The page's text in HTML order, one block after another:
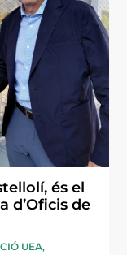
és el
d’Oficis de
UEA,